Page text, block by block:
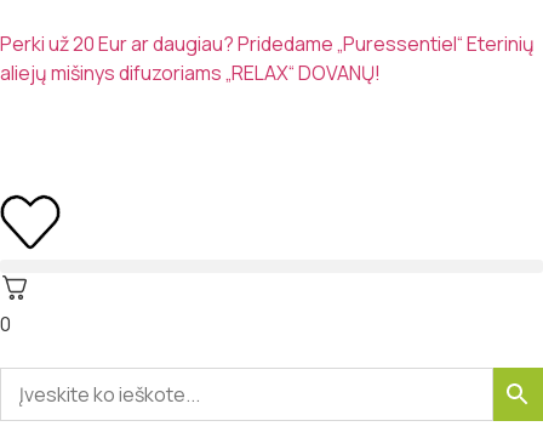
Perki už 20 Eur ar daugiau? Pridedame „Puressentiel“ Eterinių
aliejų mišinys difuzoriams „RELAX“ DOVANŲ!
0